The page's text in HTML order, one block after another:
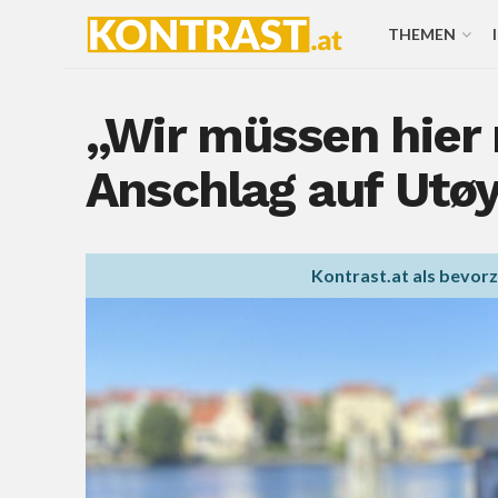
THEMEN
„Wir müssen
Anschlag auf
Kontrast.at als